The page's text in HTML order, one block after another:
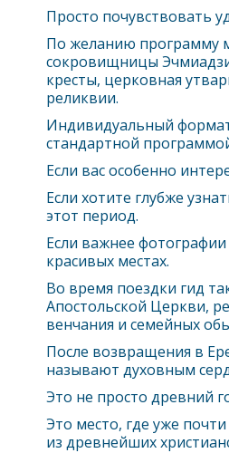
Просто почувствовать
По желанию программу
сокровищницы
кресты, церковная
реликвии.
Индивидуальный формат
стандартной
Если вас особенно
Если хотите глубже
этот период.
Если важнее
красивых местах.
Во время поездки гид
Апостольской Церкви,
венчания и семейных
После возвращения в
называют духовным
Это не просто древний
Это место, где уже
из древнейших